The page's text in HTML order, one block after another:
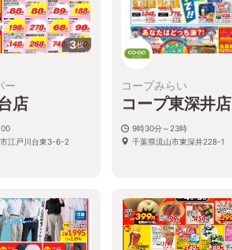
3枚
ー
店
江戸川台東3-6-2
コープみらい
コープ東深井店
9時30分～23時
千葉県流山市東深井228-1